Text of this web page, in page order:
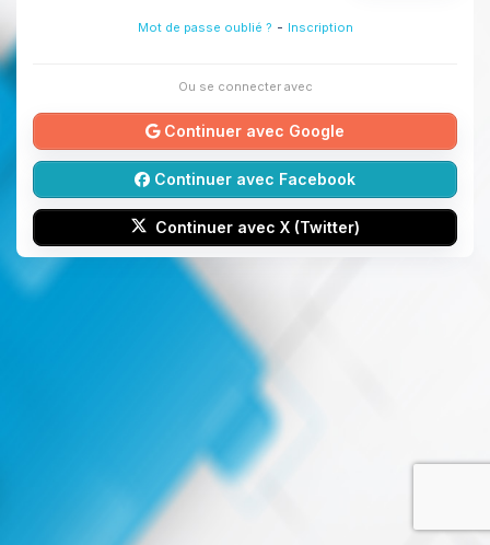
Mot de passe oublié ? - Inscription
Ou se connecter avec
Continuer avec Google
Continuer avec Facebook
Continuer avec X (Twitter)